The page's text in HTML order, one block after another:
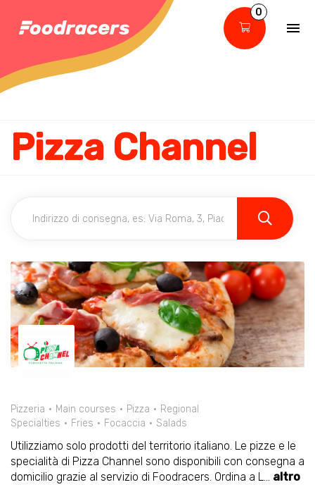
0
Pizza Channel
Pizzeria Main courses Pizza
Regional
Specialties
Fries Focaccia Salads
Utilizziamo solo prodotti del territorio italiano. Le pizze e le
specialità di Pizza Channel sono disponibili con consegna a
domicilio grazie al servizio di Foodracers. Ordina a L... altro